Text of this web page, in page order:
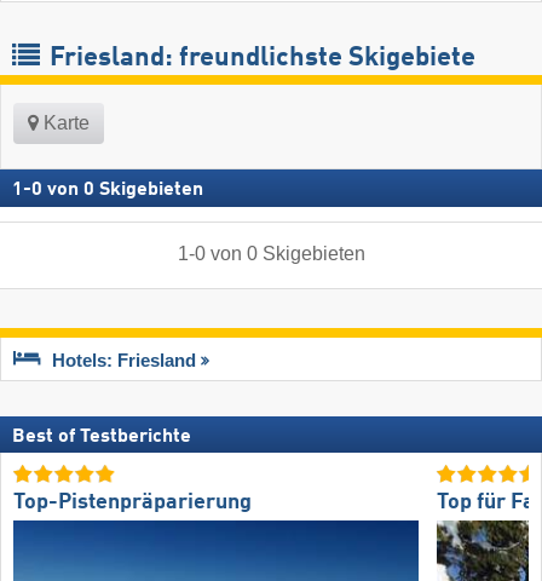
Friesland: freundlichste Skigebiete
Karte
1 -0 von 0 Skigebieten
1-0von 0 Skigebieten
Hotels: Friesland
Best of Testberichte
Top-Pistenpräparierung Top für